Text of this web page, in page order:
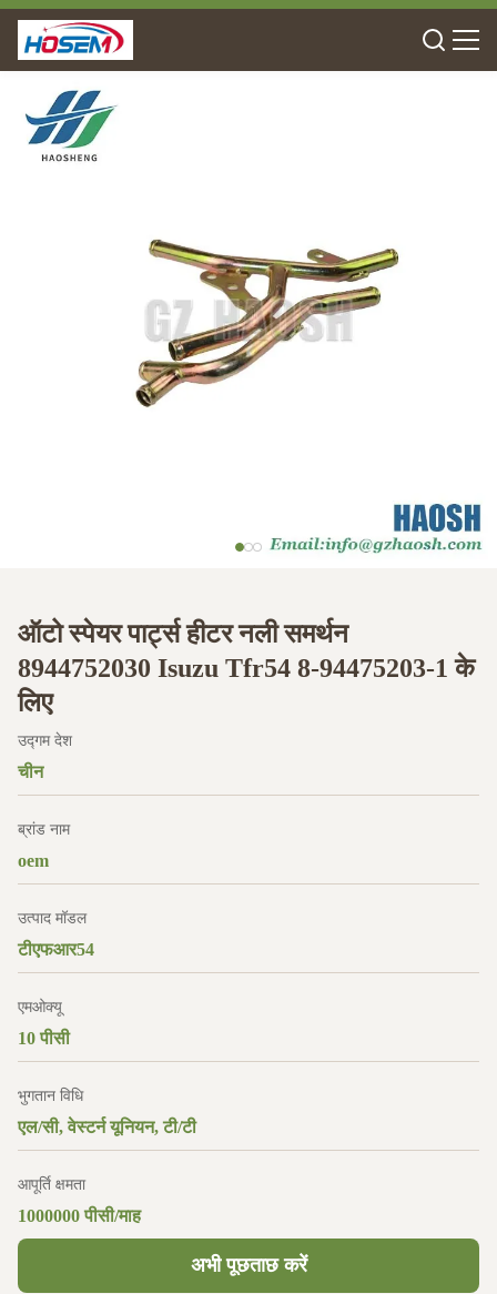
ऑटो स्पेयर पार्ट्स हीटर नली समर्थन
8944752030 Isuzu Tfr54 8-94475203-1 के
लिए
उद्गम देश
चीन
ब्रांड नाम
oem
उत्पाद मॉडल
टीएफआर54
एमओक्यू
10 पीसी
भुगतान विधि
एल/सी, वेस्टर्न यूनियन, टी/टी
आपूर्ति क्षमता
1000000 पीसी/माह
अभी पूछताछ करें